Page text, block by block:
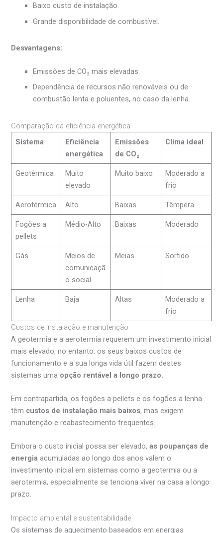
Baixo custo de instalação.
Grande disponibilidade de combustível.
Desvantagens:
Emissões de CO₂ mais elevadas.
Dependência de recursos não renováveis ou de
combustão lenta e poluentes, no caso da lenha.
Comparação da eficiência energética
Sistema
Eficiência
energética
Emissões
de CO₂
Clima ideal
Geotérmica
Muito
elevado
Muito baixo
Moderado a
frio
Aerotérmica Alto Baixas Têmpera
Fogões a
pellets
Médio-Alto Baixas Moderado
Gás
Meios de
comunicaçã
o social
Meias Sortido
Lenha Baja Altas
Moderado a
frio
Custos de instalação e manutenção
A geotermia e a aerotermia requerem um investimento inicial
mais elevado, no entanto, os seus baixos custos de
funcionamento e a sua longa vida útil fazem destes
sistemas uma opção rentável a longo prazo.
Em contrapartida, os fogões a pellets e os fogões a lenha
têm custos de instalação mais baixos, mas exigem
manutenção e reabastecimento frequentes.
Embora o custo inicial possa ser elevado,as poupanças de
energia acumuladas ao longo dos anos valem o
investimento inicial em sistemas como a geotermia ou a
aerotermia, especialmente se tenciona viver na casa a longo
prazo.
Impacto ambiental e sustentabilidade
Os sistemas de aquecimento baseados em energias